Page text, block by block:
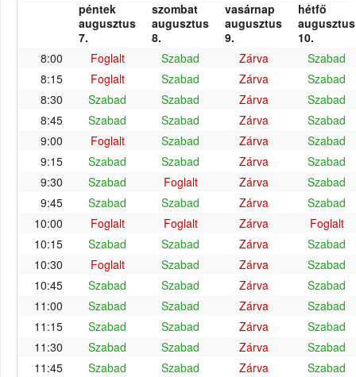
péntek
augusztus
7.
szombat
augusztus
8.
vasárnap
augusztus
9.
hétfő
augusztus
10.
8:00
Foglalt Szabad Zárva
Szabad
8:15
Foglalt Szabad Zárva
Szabad
8:30
Szabad Szabad Zárva
Szabad
8:45
Szabad Szabad Zárva
Szabad
9:00
Foglalt Szabad Zárva
Szabad
9:15
Szabad Szabad Zárva
Szabad
9:30
Szabad Foglalt Zárva
Szabad
9:45
Szabad Szabad Zárva
Szabad
10:00
Foglalt Foglalt Zárva
Foglalt
10:15
Szabad Szabad Zárva
Szabad
10:30
Foglalt Szabad Zárva
Szabad
10:45
Szabad Szabad Zárva
Szabad
11:00
Szabad Szabad Zárva
Szabad
11:15
Szabad Szabad Zárva
Szabad
11:30
Szabad Szabad Zárva
Szabad
11:45
Szabad Szabad Zárva
Szabad